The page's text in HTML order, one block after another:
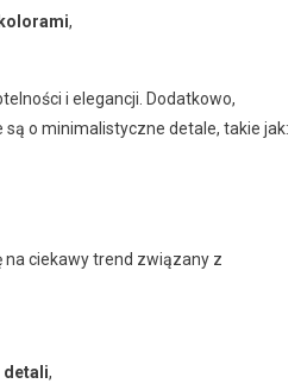
,
i elegancji. Dodatkowo,
o minimalistyczne detale, takie jak:
ciekawy trend związany z
detali,